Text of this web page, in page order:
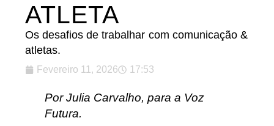
ATLETA
Os desafios de trabalhar com comunicação &
atletas.
Fevereiro 11, 2026 17:53
Por Julia Carvalho, para a Voz
Futura.